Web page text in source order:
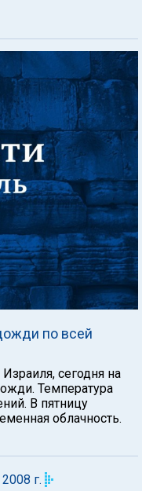
по всей
сегодня на
Температура
В пятницу
облачность.
г.